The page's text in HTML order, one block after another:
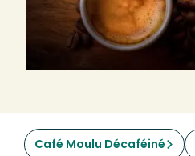
Café Moulu Décaféiné